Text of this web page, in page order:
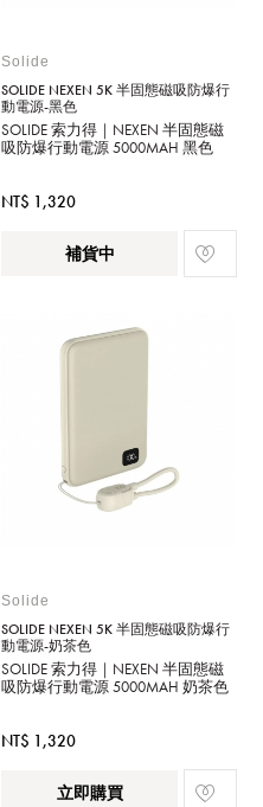
Solide
SOLIDE NEXEN 5K 半固態磁吸防爆行
動電源-黑色
SOLIDE 索力得｜NEXEN 半固態磁
吸防爆行動電源 5000MAH 黑色
NT$ 1,320
補貨中
Solide
SOLIDE NEXEN 5K 半固態磁吸防爆行
動電源-奶茶色
SOLIDE 索力得｜NEXEN 半固態磁
吸防爆行動電源 5000MAH 奶茶色
NT$ 1,320
立即購買